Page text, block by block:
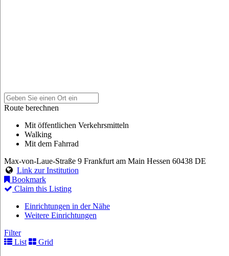
Route berechnen
Mit öffentlichen Verkehrsmitteln
Walking
Mit dem Fahrrad
Max-von-Laue-Straße 9 Frankfurt am Main Hessen 60438 DE
Link zur Institution
Bookmark
Claim this Listing
Einrichtungen in der Nähe
Weitere Einrichtungen
Filter
List
Grid